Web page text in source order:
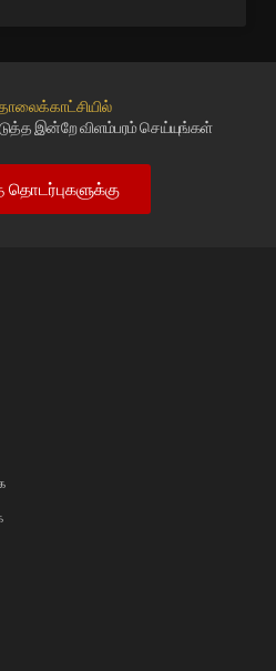
இன்றே விளம்பரம் செய்யுங்கள்
தொடர்புகளுக்கு